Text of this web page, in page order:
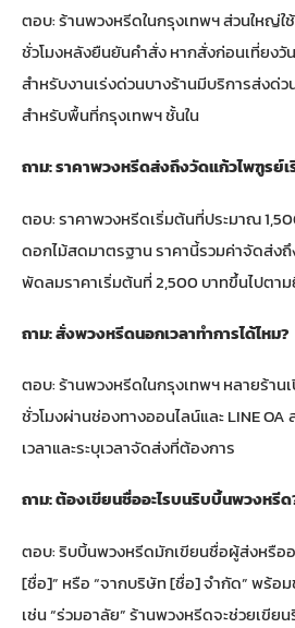
ตอบ: ร้านพวงหรีดในกรุงเทพฯ ส่วนใหญ่ใ
ชั่วโมงหลังยืนยันคำสั่ง หากสั่งก่อนเที่ยงวั
สำหรับงานเร่งด่วนบางร้านมีบริการส่งด่ว
สำหรับพื้นที่กรุงเทพฯ ชั้นใน
ถาม: ราคาพวงหรีดส่งถึงวัดแก้วไพฑูรย์เ
ตอบ: ราคาพวงหรีดเริ่มต้นที่ประมาณ
ดอกไม้สดมาตรฐาน ราคานี้รวมค่าจัดส่ง
พัดลมราคาเริ่มต้นที่ 2,500 บาทขึ้นไปตา
ถาม: สั่งพวงหรีดนอกเวลาทำการได้ไหม?
ตอบ: ร้านพวงหรีดในกรุงเทพฯ หลายร้า
ชั่วโมงผ่านช่องทางออนไลน์และ LINE
เวลาและระบุเวลาจัดส่งที่ต้องการ
ถาม: ต้องเขียนชื่ออะไรบนริบบิ้นพวงหรีด
ตอบ: ริบบิ้นพวงหรีดมักเขียนชื่อผู้ส่งหรือ
[ชื่อ]” หรือ “จากบริษัท [ชื่อ] จำกัด” พร้อม
เช่น “ร่วมอาลัย” ร้านพวงหรีดจะช่วยเขีย